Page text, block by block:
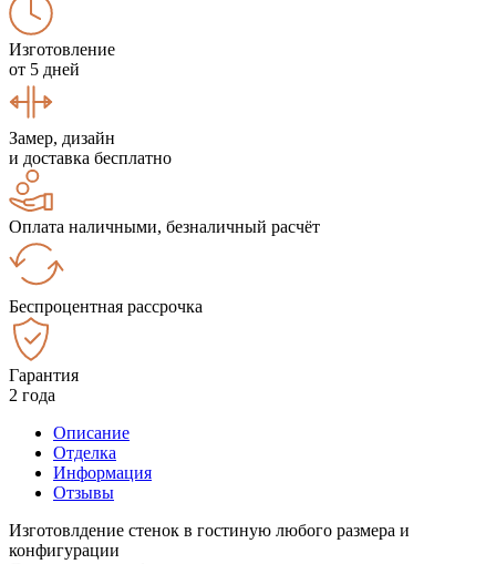
Изготовление
от 5 дней
Замер, дизайн
и доставка бесплатно
Оплата наличными, безналичный расчёт
Беспроцентная рассрочка
Гарантия
2 года
Описание
Отделка
Информация
Отзывы
Изготовлдение стенок в гостиную любого размера и
конфигурации